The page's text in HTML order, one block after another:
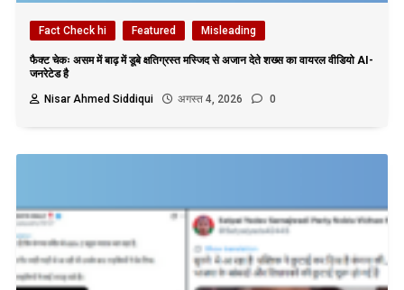
Fact Check hi Featured Misleading
फैक्ट चेकः असम में बाढ़ में डूबे क्षतिग्रस्त मस्जिद से अजान देते शख्स का वायरल वीडियो AI-
जनरेटेड है
Nisar Ahmed Siddiqui
अगस्त 4, 2026 0